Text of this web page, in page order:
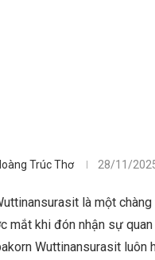
Trúc Thơ 28/11/
là một
mắt khi đón nhận sự
Wuttinansurasit